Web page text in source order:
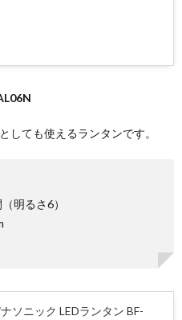
しても使えるランタンです。
明るさ6）
ソニック LEDランタン BF-